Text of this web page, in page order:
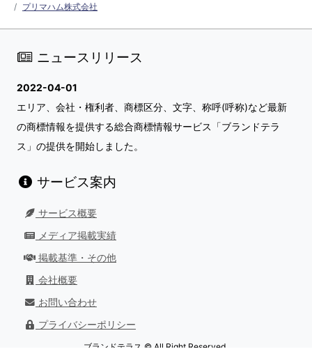
プリマハム株式会社
ニュースリリース
2022-04-01
エリア、会社・権利者、商標区分、文字、称呼(呼称)など最新
の商標情報を提供する総合商標情報サービス「ブランドテラ
ス」の提供を開始しました。
サービス案内
サービス概要
メディア掲載実績
掲載基準・その他
会社概要
お問い合わせ
プライバシーポリシー
ブランドテラス © All Right Reserved.